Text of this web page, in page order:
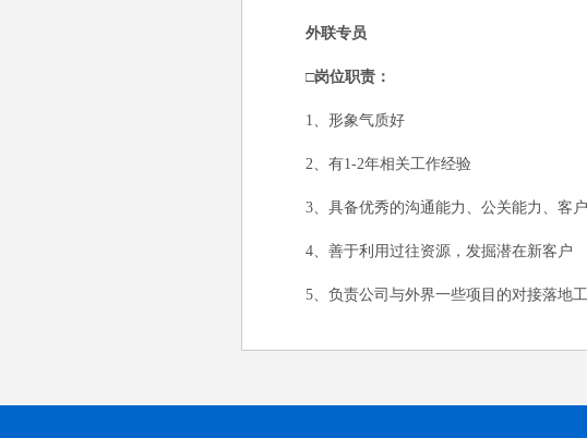
外联专员
□岗位职责：
1、形象气质好
2、有1-2年相关工作经验
3、具备优秀的沟通能力、公关能力、客户
4、善于利用过往资源，发掘潜在新客户
5、负责公司与外界一些项目的对接落地